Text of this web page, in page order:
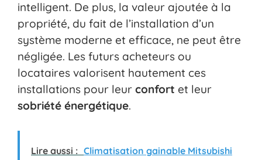
intelligent. De plus, la valeur ajoutée à la
propriété, du fait de l’installation d’un
système moderne et efficace, ne peut être
négligée. Les futurs acheteurs ou
locataires valorisent hautement ces
installations pour leur confort et leur
sobriété énergétique.
Lire aussi : Climatisation gainable Mitsubishi